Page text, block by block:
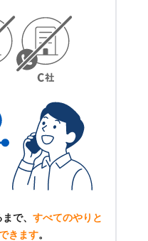
で、 すべてのやりと
きます。